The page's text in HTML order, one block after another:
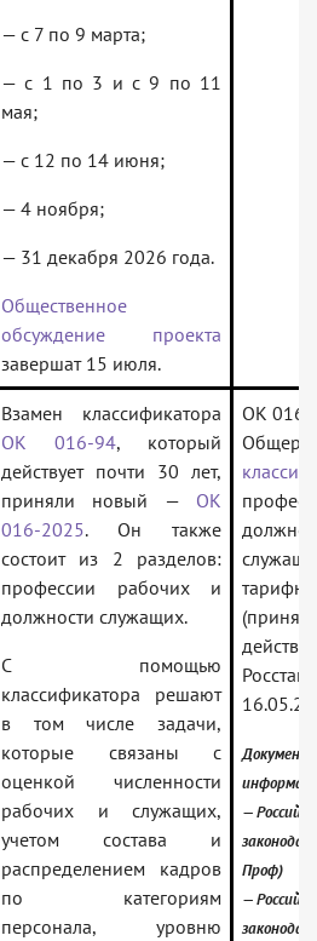
— с 7 по 9 марта;
— с 1 по 3 и с 9 по 11
мая;
— с 12 по 14 июня;
— 4 ноября;
— 31 декабря 2026 года.
Общественное
обсуждение проекта
завершат 15 июля.
Взамен классификатора
ОК 016-94, который
действует почти 30 лет,
приняли новый — ОК
016-2025. Он также
состоит из 2 разделов:
профессии рабочих и
должности служащих.
С помощью
классификатора решают
в том числе задачи,
которые связаны с
оценкой численности
рабочих и служащих,
учетом состава и
распределением кадров
по категориям
персонала, уровню
ОК 016-
(принят
Документ
—
Проф)
—